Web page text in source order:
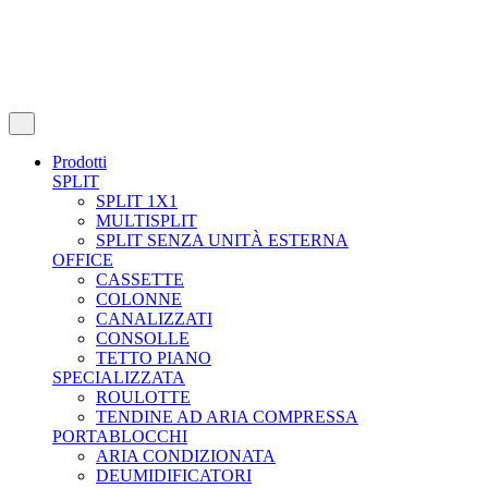
Prodotti
SPLIT
SPLIT 1X1
MULTISPLIT
SPLIT SENZA UNITÀ ESTERNA
OFFICE
CASSETTE
COLONNE
CANALIZZATI
CONSOLLE
TETTO PIANO
SPECIALIZZATA
ROULOTTE
TENDINE AD ARIA COMPRESSA
PORTABLOCCHI
ARIA CONDIZIONATA
DEUMIDIFICATORI